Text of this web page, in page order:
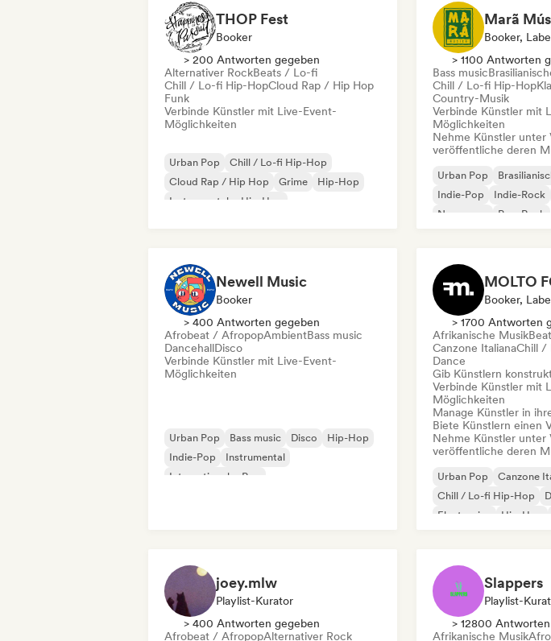
THOP Fest
Booker
> 200 Antworten gegeben
Alternativer RockBeats / Lo-fi
Chill / Lo-fi Hip-HopCloud Rap / Hip Hop
Funk
Verbinde Künstler mit Live-Event-
Möglichkeiten
Urban Pop
Chill / Lo-fi Hip-Hop
Cloud Rap / Hip Hop
Grime
Hip-Hop
Instrumentaler Hip-Hop
Marã
Booker,
> 1100 Antworten
Bass music
Chill / Lo-fi Hip-Hop
Country-Musik
Verbinde Künstler mit
Möglichkeiten
Nehme Künstler unter
veröffentliche deren
Urban Pop
Indie-Pop
Indie-Rock
New wave
Pop-Rock
Newell Music
Booker
> 400 Antworten gegeben
Afrobeat / AfropopAmbientBass music
DancehallDisco
Verbinde Künstler mit Live-Event-
Möglichkeiten
Urban Pop Bass music Disco
Hip-Hop
Indie-Pop
Instrumental
Internationaler Pop
MOLTO
> 1700 Antworten
Afrikanische Musik
Canzone ItalianaChill /
Dance
Gib Künstlern
Verbinde Künstler mit
Möglichkeiten
Manage Künstler in
Biete Künstlern einen
Nehme Künstler unter
veröffentliche deren
Urban Pop
Canzone
Chill / Lo-fi Hip-Hop
Electronica
Hip-Hop
joey.mlw
Playlist-Kurator
> 400 Antworten gegeben
Afrobeat / AfropopAlternativer Rock
Slappers
Playlist-
> 12800
Afrikanische Musik